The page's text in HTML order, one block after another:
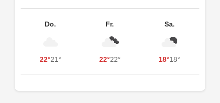
Do.
22°21°
Fr.
22°22°
Sa.
18°18°